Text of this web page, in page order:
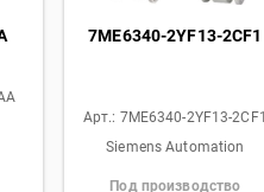
7ME6340-2YF13-2CF1
Арт.: 7ME6340-2YF13-2CF1
Siemens Automation
Под производство